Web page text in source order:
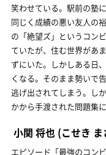
笑わせている。駅前の塾
同じく成績の悪い友人の
の「絶望ズ」というコン
ていたが、住む世界があ
ずにいた。しかしある日
くなる。そのまま勢いで
逃げ出されてしまう。し
かから手渡された問題集に
小関 将也 (こせき ま
エピソード「最強のコン